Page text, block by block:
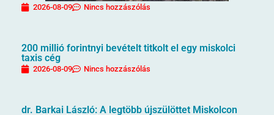
2026-08-09 Nincs hozzászólás
200 millió forintnyi bevételt titkolt el egy miskolci
taxis cég
2026-08-09 Nincs hozzászólás
dr. Barkai László: A legtöbb újszülöttet Miskolcon